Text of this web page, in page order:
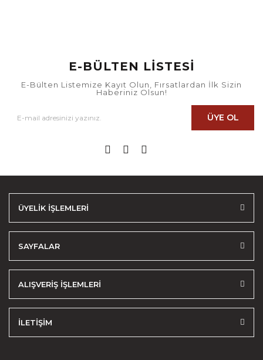
E-BÜLTEN LİSTESİ
E-Bülten Listemize Kayıt Olun, Fırsatlardan İlk Sizin
Haberiniz Olsun!
ÜYE OL
ÜYELİK İŞLEMLERİ
SAYFALAR
ALIŞVERİŞ İŞLEMLERİ
İLETİŞİM